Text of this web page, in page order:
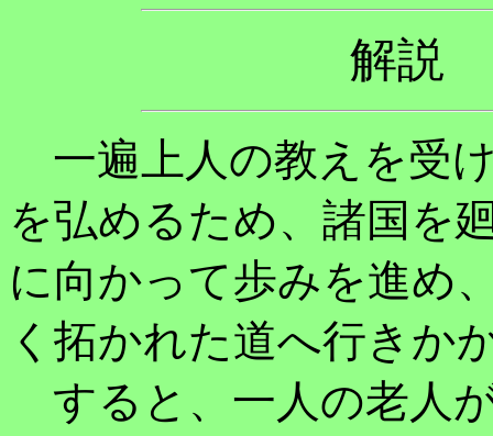
解
一遍上人の教えを受
を弘めるため、諸国を
に向かって歩みを進め
く拓かれた道へ行きか
すると、一人の老人